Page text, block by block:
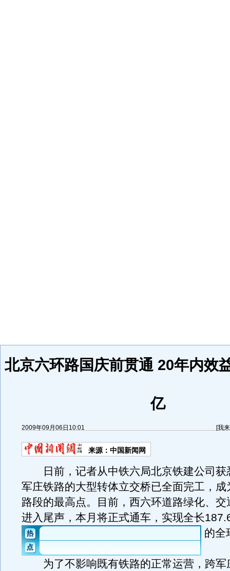
北京六环路国庆前贯通 20年内效
亿
2009年09月06日10:01 [我
来源： 中国新闻网
日前，记者从中铁六局北京铁建公司获
军庄铁路的大型转体立交桥已全面完工，成
路段的最高点。目前，西六环道路绿化、交
进入尾声，本月将正式通车，实现全长
的全
为了不影响既有铁路的正常运营，跨军